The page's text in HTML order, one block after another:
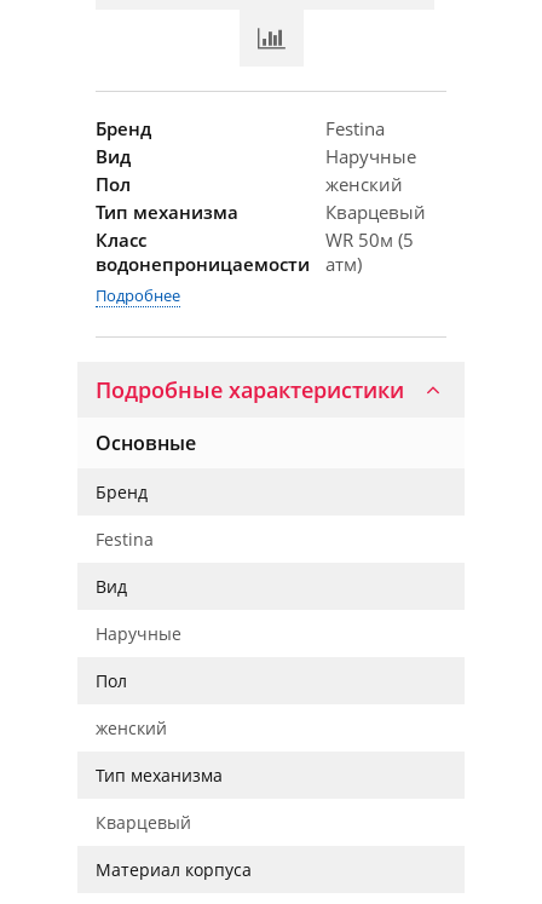
Бренд
Festina
Вид
Наручные
Пол
женский
Тип механизма
Кварцевый
Класс
водонепроницаемости
WR 50м (5
атм)
Подробнее
Подробные характеристики
Основные
Бренд
Festina
Вид
Наручные
Пол
женский
Тип механизма
Кварцевый
Материал корпуса